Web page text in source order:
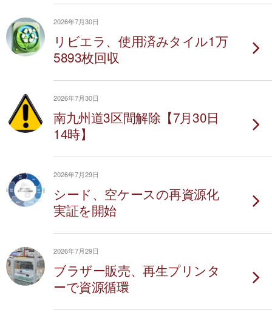
2026年7月30日
リビエラ、使用済みタイル1万
5893枚回収
2026年7月30日
南九州道3区間解除【7月30日
14時】
2026年7月29日
シード、空ケースの再資源化
実証を開始
2026年7月29日
ブラザー販売、再生プリンタ
ーで資源循環